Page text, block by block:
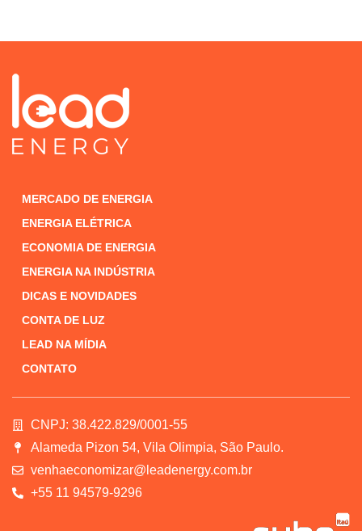
MERCADO DE ENERGIA
ENERGIA ELÉTRICA
ECONOMIA DE ENERGIA
ENERGIA NA INDÚSTRIA
DICAS E NOVIDADES
CONTA DE LUZ
LEAD NA MÍDIA
CONTATO
CNPJ: 38.422.829/0001-55
Alameda Pizon 54, Vila Olimpia, São Paulo.
venhaeconomizar@leadenergy.com.br
+55 11 94579-9296